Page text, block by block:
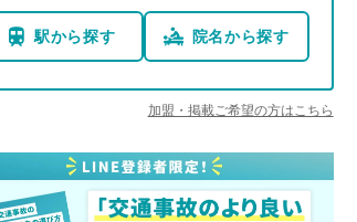
駅から探す 院名から探す
加盟・掲載ご希望の方はこちら